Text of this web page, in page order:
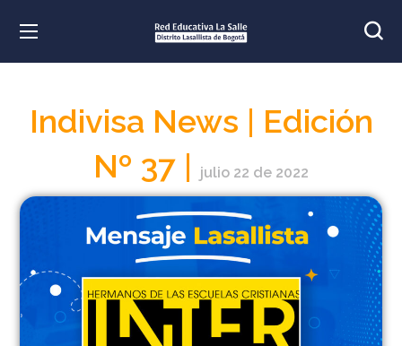
Indivisa News | Edición
Nº 37 |
julio 22 de 2022